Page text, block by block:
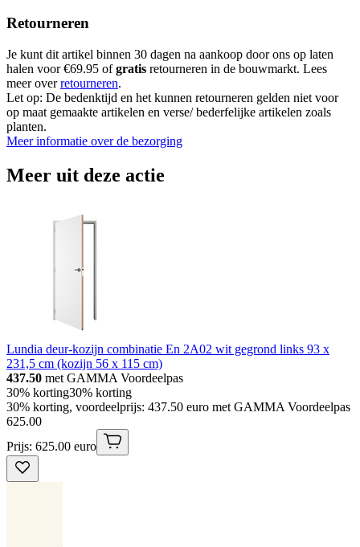
Retourneren
Je kunt dit artikel binnen 30 dagen na aankoop door ons op laten
halen voor €69.95 ofgratis retourneren in de bouwmarkt. Lees
meer overretourneren.
Let op: De bedenktijd en het kunnen retourneren gelden niet voor
op maat gemaakte artikelen en verse/ bederfelijke artikelen zoals
planten.
Meer informatie over de bezorging
Meer uit deze actie
Lundia deur-kozijn combinatie En 2A02 wit gegrond links 93 x
231,5 cm (kozijn 56 x 115 cm)
437.50 met GAMMA Voordeelpas
30% korting30% korting
30% korting, voordeelprijs: 437.50 euro met GAMMA Voordeelpas
625.00
Prijs: 625.00 euro